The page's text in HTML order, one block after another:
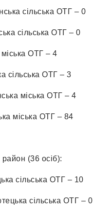
сільська ОТГ – 0
сільська ОТГ – 0
ОТГ – 4
сільська ОТГ – 3
міська ОТГ – 4
міська ОТГ – 84
район (36 осіб):
сільська ОТГ – 10
сільська ОТГ – 0